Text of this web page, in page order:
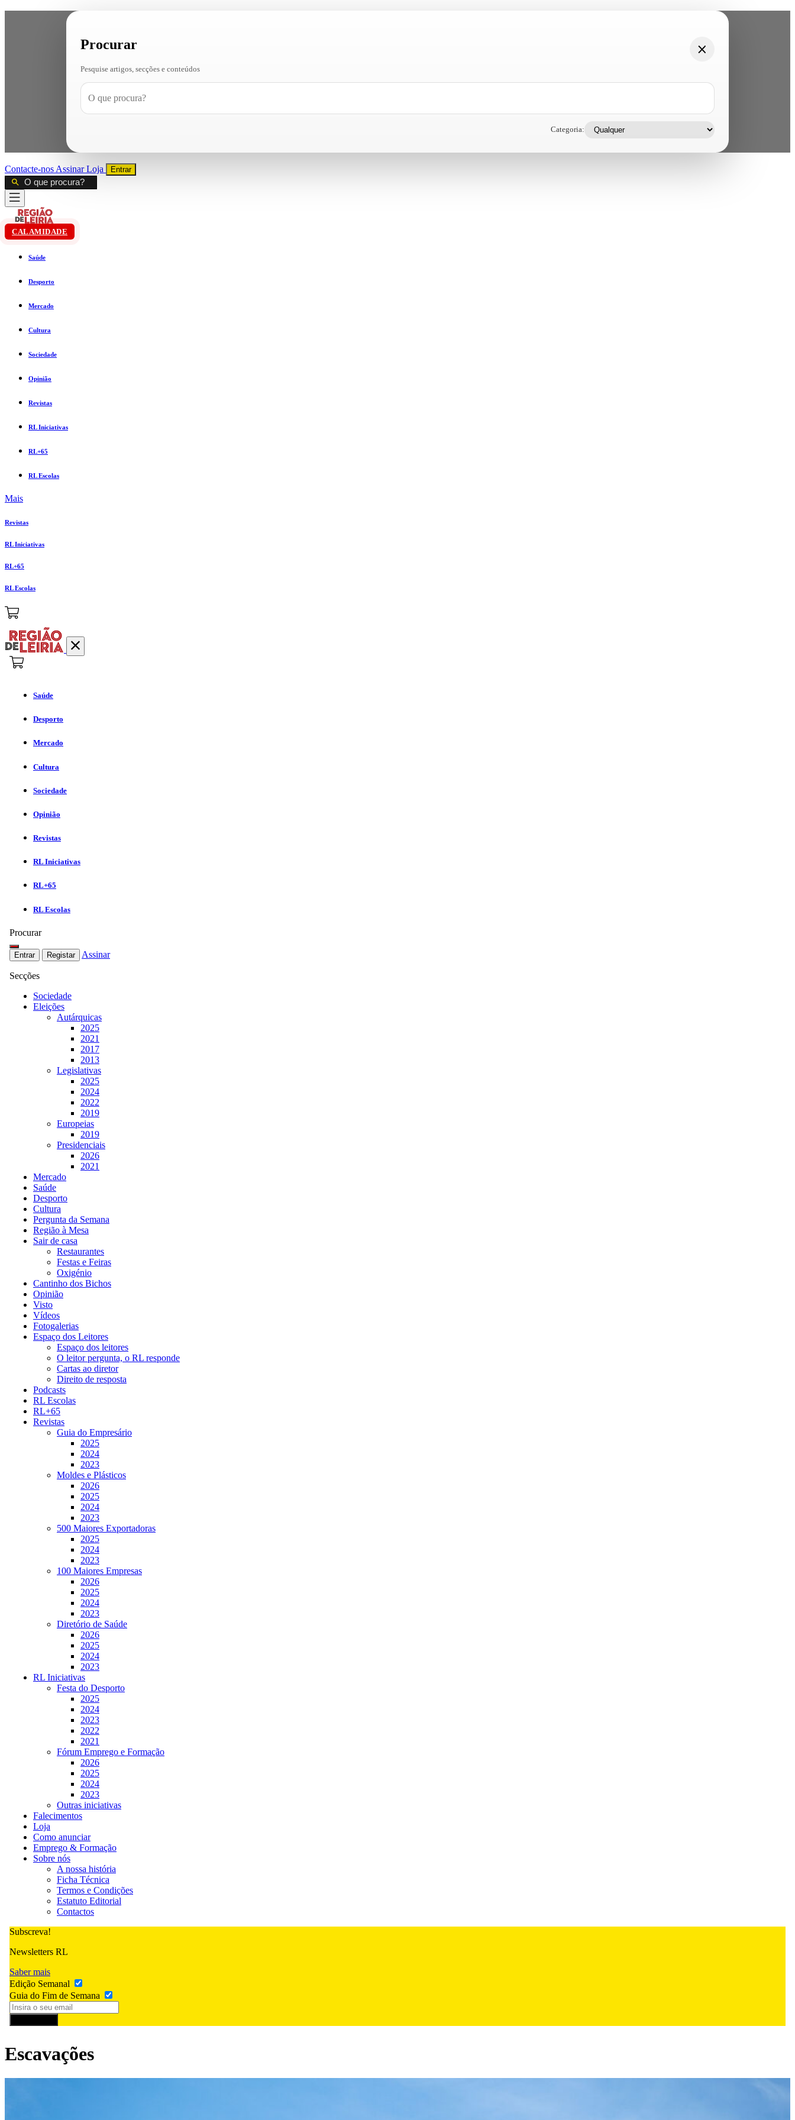
Procurar
Pesquise artigos, secções e conteúdos
Categoria:
Contacte-nos AssinarLoja Entrar
CALAMIDADE
Saúde
Desporto
Mercado
Cultura
Sociedade
Opinião
Revistas
RL Iniciativas
RL+65
RL Escolas
Mais
Revistas
RL Iniciativas
RL+65
RL Escolas
Saúde
Desporto
Mercado
Cultura
Sociedade
Opinião
Revistas
RL Iniciativas
RL+65
RL Escolas
Procurar
Entrar Registar Assinar
Secções
Sociedade
Eleições
Autárquicas
2025
2021
2017
2013
Legislativas
2025
2024
2022
2019
Europeias
2019
Presidenciais
2026
2021
Mercado
Saúde
Desporto
Cultura
Pergunta da Semana
Região à Mesa
Sair de casa
Restaurantes
Festas e Feiras
Oxigénio
Cantinho dos Bichos
Opinião
Visto
Vídeos
Fotogalerias
Espaço dos Leitores
Espaço dos leitores
O leitor pergunta, o RL responde
Cartas ao diretor
Direito de resposta
Podcasts
RL Escolas
RL+65
Revistas
Guia do Empresário
2025
2024
2023
Moldes e Plásticos
2026
2025
2024
2023
500 Maiores Exportadoras
2025
2024
2023
100 Maiores Empresas
2026
2025
2024
2023
Diretório de Saúde
2026
2025
2024
2023
RL Iniciativas
Festa do Desporto
2025
2024
2023
2022
2021
Fórum Emprego e Formação
2026
2025
2024
2023
Outras iniciativas
Falecimentos
Loja
Como anunciar
Emprego & Formação
Sobre nós
A nossa história
Ficha Técnica
Termos e Condições
Estatuto Editorial
Contactos
Subscreva!
Newsletters RL
Saber mais
Edição Semanal
Guia do Fim de Semana
Escavações